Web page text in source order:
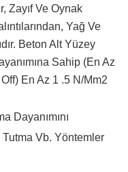
Zayıf Ve Oynak
Yağ Ve
Beton Alt Yüzey
Sahip (en Az
En Az 1 .5 N/mm2
Dayanımını
Tutma Vb. Yöntemler